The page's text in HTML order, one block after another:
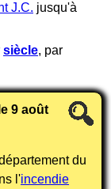
J.C. jusqu'à
siècle, par
9 août
du
l'incendie